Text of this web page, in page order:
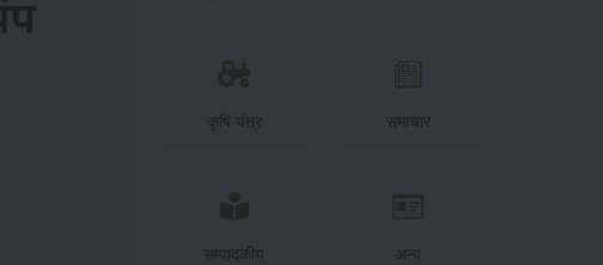
कृषि यंत्र समाचार
सम्पादकीय अन्य